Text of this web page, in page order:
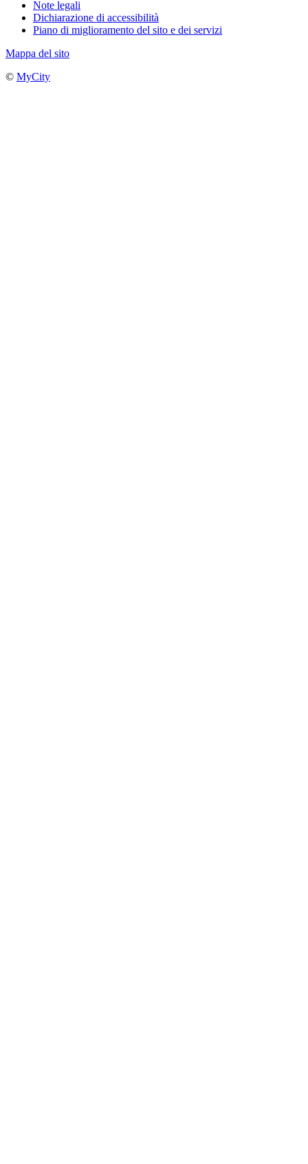
Note legali
Dichiarazione di accessibilità
Piano di miglioramento del sito e dei servizi
Mappa del sito
© MyCity